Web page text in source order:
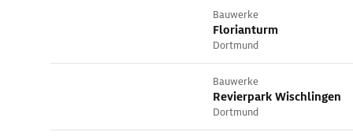
Bauwerke
Florianturm
Dortmund
Bauwerke
Revierpark Wischlingen
Dortmund